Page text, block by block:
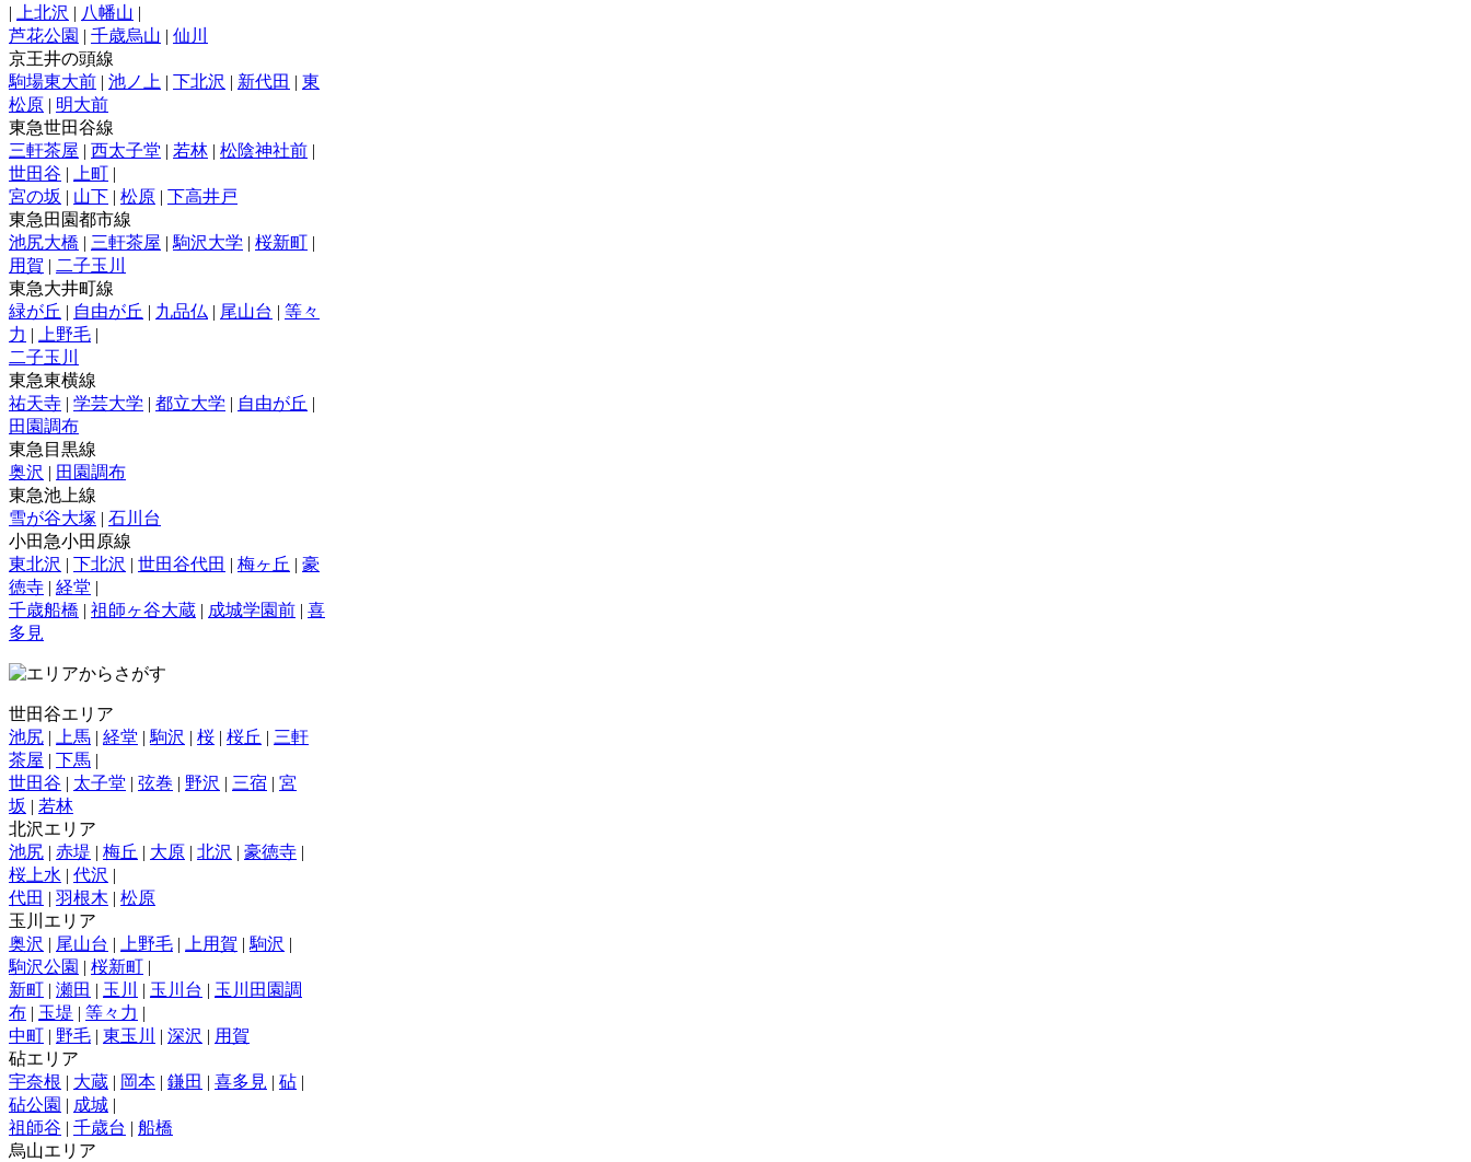
|
上北沢 | 八幡山 |
芦花公園 | 千歳烏山 | 仙川
京王井の頭線
駒場東大前 | 池ノ上 | 下北沢 | 新代田 | 東
松原 | 明大前
東急世田谷線
三軒茶屋 | 西太子堂 | 若林 | 松陰神社前 |
世田谷 | 上町 |
宮の坂 | 山下 | 松原 | 下高井戸
東急田園都市線
池尻大橋 | 三軒茶屋 | 駒沢大学 | 桜新町 |
用賀 | 二子玉川
東急大井町線
緑が丘 | 自由が丘 | 九品仏 | 尾山台 | 等々
力 | 上野毛 |
二子玉川
東急東横線
祐天寺 | 学芸大学 | 都立大学 | 自由が丘 |
田園調布
東急目黒線
奥沢 | 田園調布
東急池上線
雪が谷大塚 | 石川台
小田急小田原線
東北沢 | 下北沢 | 世田谷代田 | 梅ヶ丘 | 豪
徳寺 | 経堂 |
千歳船橋 | 祖師ヶ谷大蔵 | 成城学園前 | 喜
多見
世田谷エリア
池尻 | 上馬 | 経堂 | 駒沢 | 桜 | 桜丘 | 三軒
茶屋 | 下馬 |
世田谷 | 太子堂 | 弦巻 | 野沢 | 三宿 | 宮
坂 | 若林
北沢エリア
池尻 | 赤堤 | 梅丘 | 大原 | 北沢 | 豪徳寺 |
桜上水 | 代沢 |
代田 | 羽根木 | 松原
玉川エリア
奥沢 | 尾山台 | 上野毛 | 上用賀 | 駒沢 |
駒沢公園 | 桜新町 |
新町 | 瀬田 | 玉川 | 玉川台 | 玉川田園調
布 | 玉堤 | 等々力 |
中町 | 野毛 | 東玉川 | 深沢 | 用賀
砧エリア
宇奈根 | 大蔵 | 岡本 | 鎌田 | 喜多見 | 砧 |
砧公園 | 成城 |
祖師谷 | 千歳台 | 船橋
烏山エリア